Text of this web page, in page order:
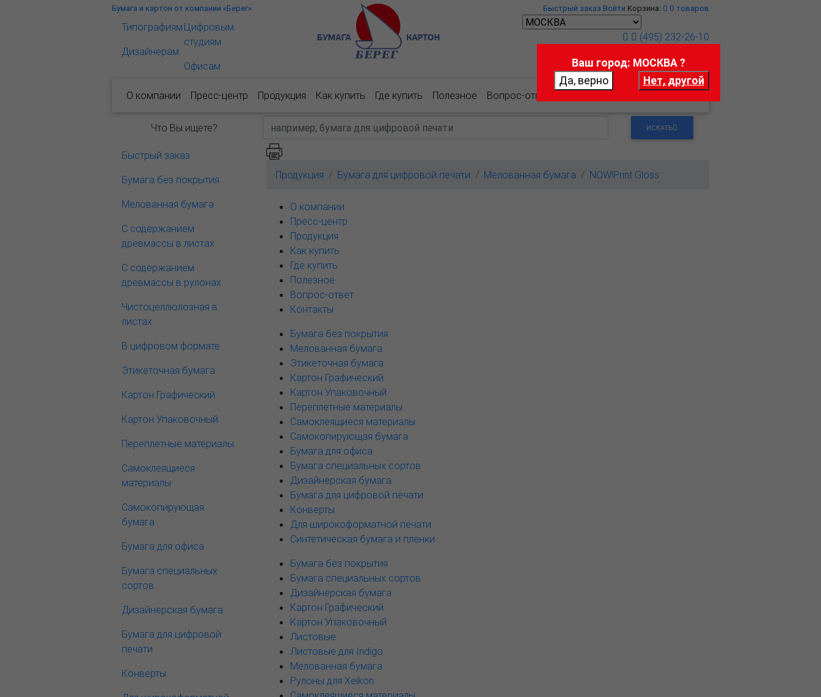
Бумага и картон от компании «Берег»
Типографиям
Дизайнерам
Цифровым
студиям
Офисам
Быстрый заказ Войти Корзина: 0 товаров
(495) 232-26-10
О компании Пресс-центр Продукция Как купить Где купить Полезное Вопрос-ответ
Что Вы ищете? ИСКАТЬ
Быстрый заказ
Бумага без покрытия
Мелованная бумага
С содержанием
древмассы в листах
С содержанием
древмассы в рулонах
Чистоцеллюлозная в
листах
В цифровом формате
Этикеточная бумага
Картон Графический
Картон Упаковочный
Переплетные материалы
Самоклеящиеся
материалы
Самокопирующая
бумага
Бумага для офиса
Бумага специальных
сортов
Дизайнерская бумага
Бумага для цифровой
печати
Конверты
Продукция Бумага для цифровой печати Мелованная бумага NOW!Print Gloss
О компании
Пресс-центр
Продукция
Как купить
Где купить
Полезное
Вопрос-ответ
Контакты
Бумага без покрытия
Мелованная бумага
Этикеточная бумага
Картон Графический
Картон Упаковочный
Переплетные материалы
Самоклеящиеся материалы
Самокопирующая бумага
Бумага для офиса
Бумага специальных сортов
Дизайнерская бумага
Бумага для цифровой печати
Конверты
Для широкоформатной печати
Синтетическая бумага и пленки
Бумага без покрытия
Бумага специальных сортов
Дизайнерская бумага
Картон Графический
Картон Упаковочный
Листовые
Листовые для Indigo
Мелованная бумага
Рулоны для Xeikon
Ваш город: МОСКВА ?